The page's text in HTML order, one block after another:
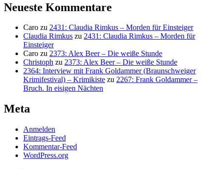
Neueste Kommentare
Caro zu 2431: Claudia Rimkus – Morden für Einsteiger
Claudia Rimkus zu 2431: Claudia Rimkus – Morden für
Einsteiger
Caro zu 2373: Alex Beer – Die weiße Stunde
Christoph zu 2373: Alex Beer – Die weiße Stunde
2364: Interview mit Frank Goldammer (Braunschweiger
Krimifestival) – Krimikiste zu 2267: Frank Goldammer –
Bruch. In eisigen Nächten
Meta
Anmelden
Eintrags-Feed
Kommentar-Feed
WordPress.org